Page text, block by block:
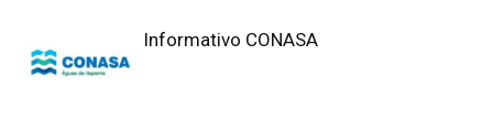
Informativo CONASA